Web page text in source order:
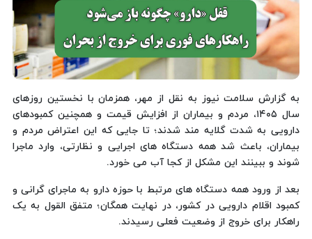
به گزارش سلامت نیوز به نقل از مهر، همزمان با نخستین روزهای
سال ۱۴۰۵، مردم و بیماران از افزایش قیمت و همچنین کمبودهای
دارویی به شدت گلایه مند شدند؛ تا جایی که این اعتراض مردم و
بیماران، باعث شد همه دستگاه های اجرایی و نظارتی، وارد ماجرا
شوند و ببینند این مشکل از کجا آب می خورد.
بعد از ورود همه دستگاه های مرتبط با حوزه دارو به ماجرای گرانی و
کمبود اقلام دارویی در کشور، در نهایت همگان؛ متفق القول به یک
راهکار برای خروج از وضعیت فعلی رسیدند.